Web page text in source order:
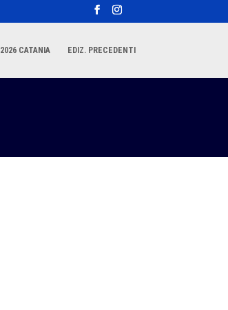
2026 CATANIA EDIZ. PRECEDENTI